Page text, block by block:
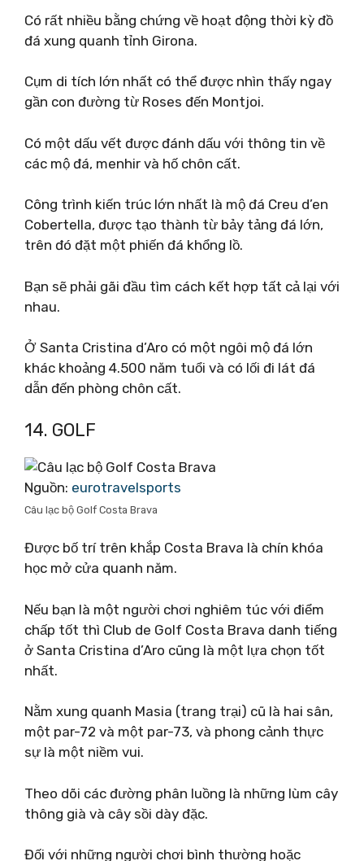
Có rất nhiều bằng chứng về hoạt động thời kỳ đồ
đá xung quanh tỉnh Girona.
Cụm di tích lớn nhất có thể được nhìn thấy ngay
gần con đường từ Roses đến Montjoi.
Có một dấu vết được đánh dấu với thông tin về
các mộ đá, menhir và hố chôn cất.
Công trình kiến ​​trúc lớn nhất là mộ đá Creu d’en
Cobertella, được tạo thành từ bảy tảng đá lớn,
trên đó đặt một phiến đá khổng lồ.
Bạn sẽ phải gãi đầu tìm cách kết hợp tất cả lại với
nhau.
Ở Santa Cristina d’Aro có một ngôi mộ đá lớn
khác khoảng 4.500 năm tuổi và có lối đi lát đá
dẫn đến phòng chôn cất.
14. GOLF
Nguồn: eurotravelsports
Câu lạc bộ Golf Costa Brava
Được bố trí trên khắp Costa Brava là chín khóa
học mở cửa quanh năm.
Nếu bạn là một người chơi nghiêm túc với điểm
chấp tốt thì Club de Golf Costa Brava danh tiếng
ở Santa Cristina d’Aro cũng là một lựa chọn tốt
nhất.
Nằm xung quanh Masia (trang trại) cũ là hai sân,
một par-72 và một par-73, và phong cảnh thực
sự là một niềm vui.
Theo dõi các đường phân luồng là những lùm cây
thông già và cây sồi dày đặc.
Đối với những người chơi bình thường hoặc